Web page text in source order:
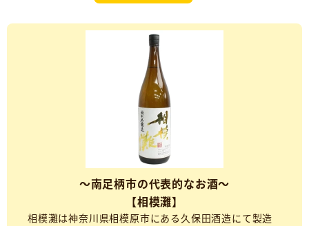
～南足柄市の代表的なお酒～
【相模灘】
相模灘は神奈川県相模原市にある久保田酒造にて製造